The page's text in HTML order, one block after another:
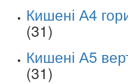
Кишені А4
(31)
Кишені А5
(31)